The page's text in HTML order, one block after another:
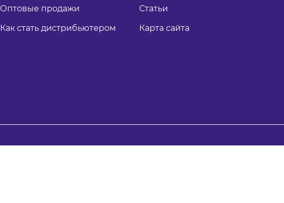
Оптовые продажи
Как стать дистрибьютером
Статьи
Карта сайта